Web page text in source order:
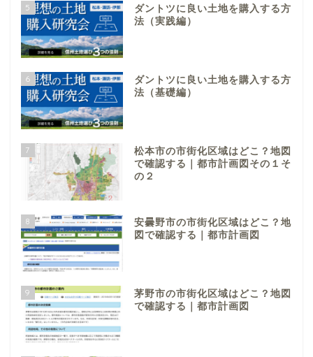
5
ダントツに良い土地を購入する方
法（実践編）
6
ダントツに良い土地を購入する方
法（基礎編）
7
松本市の市街化区域はどこ？地図
で確認する｜都市計画図その１そ
の２
8
安曇野市の市街化区域はどこ？地
図で確認する｜都市計画図
9
茅野市の市街化区域はどこ？地図
で確認する｜都市計画図